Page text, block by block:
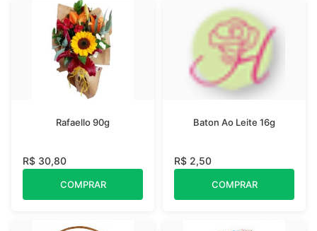
Rafaello 90g
R$ 30,80
COMPRAR
Baton Ao Leite 16g
R$ 2,50
COMPRAR